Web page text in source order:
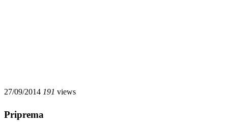
27/09/2014 191 views
Priprema